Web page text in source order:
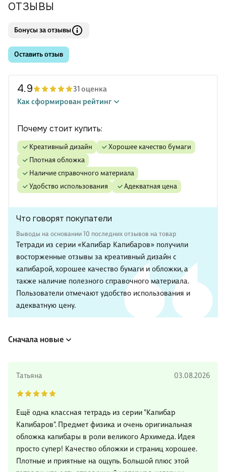
ОТЗЫВЫ
Бонусы за отзывы
Оставить отзыв
4.9
31 оценка
Как сформирован рейтинг
Почему стоит купить:
креативный дизайн
хорошее качество бумаги
плотная обложка
наличие справочного материала
удобство использования
адекватная цена
Что говорят покупатели
Выводы на основании 10 последних отзывов на товар
Тетради из серии «Капибар Капибаров» получили
восторженные отзывы за креативный дизайн с
капибарой, хорошее качество бумаги и обложки, а
также наличие полезного справочного материала.
Пользователи отмечают удобство использования и
адекватную цену.
Сначала новые
Татьяна 03.08.2026
Ещё одна классная тетрадь из серии "Капибар
Капибаров". Предмет физика и очень оригинальная
обложка капибары в роли великого Архимеда. Идея
просто супер! Качество обложки и страниц хорошее.
Плотные и приятные на ощупь. Большой плюс этой